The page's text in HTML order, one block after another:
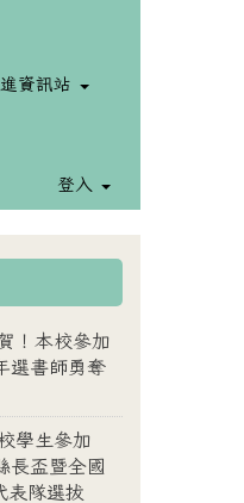
資訊站
登入
！本校參加
選書師勇奪
學生參加
長盃暨全國
表隊選拔